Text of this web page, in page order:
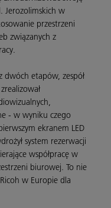
Jerozolimskich w
przestrzeni
związanych z
dwóch etapów, zespół
- w wyniku czego
ekranem LED
system rezerwacji
współpracę w
biurowej. To nie
w Europie dla